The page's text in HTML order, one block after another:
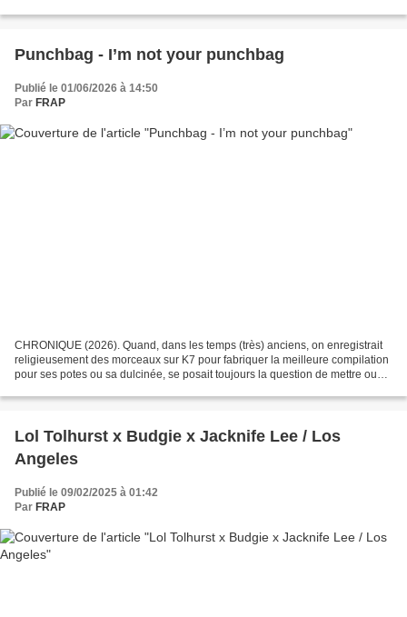
Punchbag - I’m not your punchbag
Publié le 01/06/2026 à 14:50
Par FRAP
CHRONIQUE (2026). Quand, dans les temps (très) anciens, on enregistrait
religieusement des morceaux sur K7 pour fabriquer la meilleure compilation
pour ses potes ou sa dulcinée, se posait toujours la question de mettre ou
Lol Tolhurst x Budgie x Jacknife Lee / Los
Angeles
Publié le 09/02/2025 à 01:42
Par FRAP